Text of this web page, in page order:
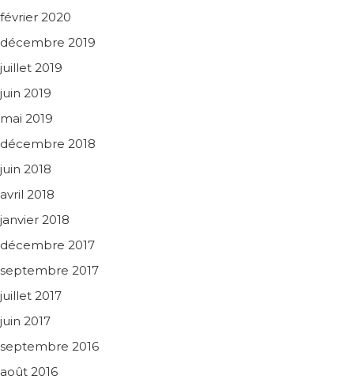
février 2020
décembre 2019
juillet 2019
juin 2019
mai 2019
décembre 2018
juin 2018
avril 2018
janvier 2018
décembre 2017
septembre 2017
juillet 2017
juin 2017
septembre 2016
août 2016